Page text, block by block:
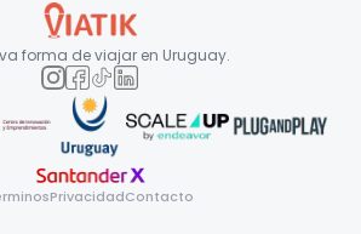
forma de viajar en Uruguay.
PrivacidadContacto